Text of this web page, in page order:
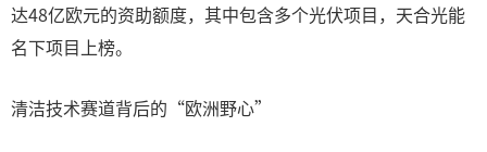
达48亿欧元的资助额度，其中包含多个光伏项目，天合光能
名下项目上榜。
清洁技术赛道背后的“欧洲野心”